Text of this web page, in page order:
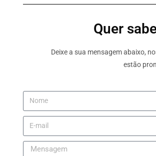
Quer
Deixe a sua mensagem abaixo,
estão